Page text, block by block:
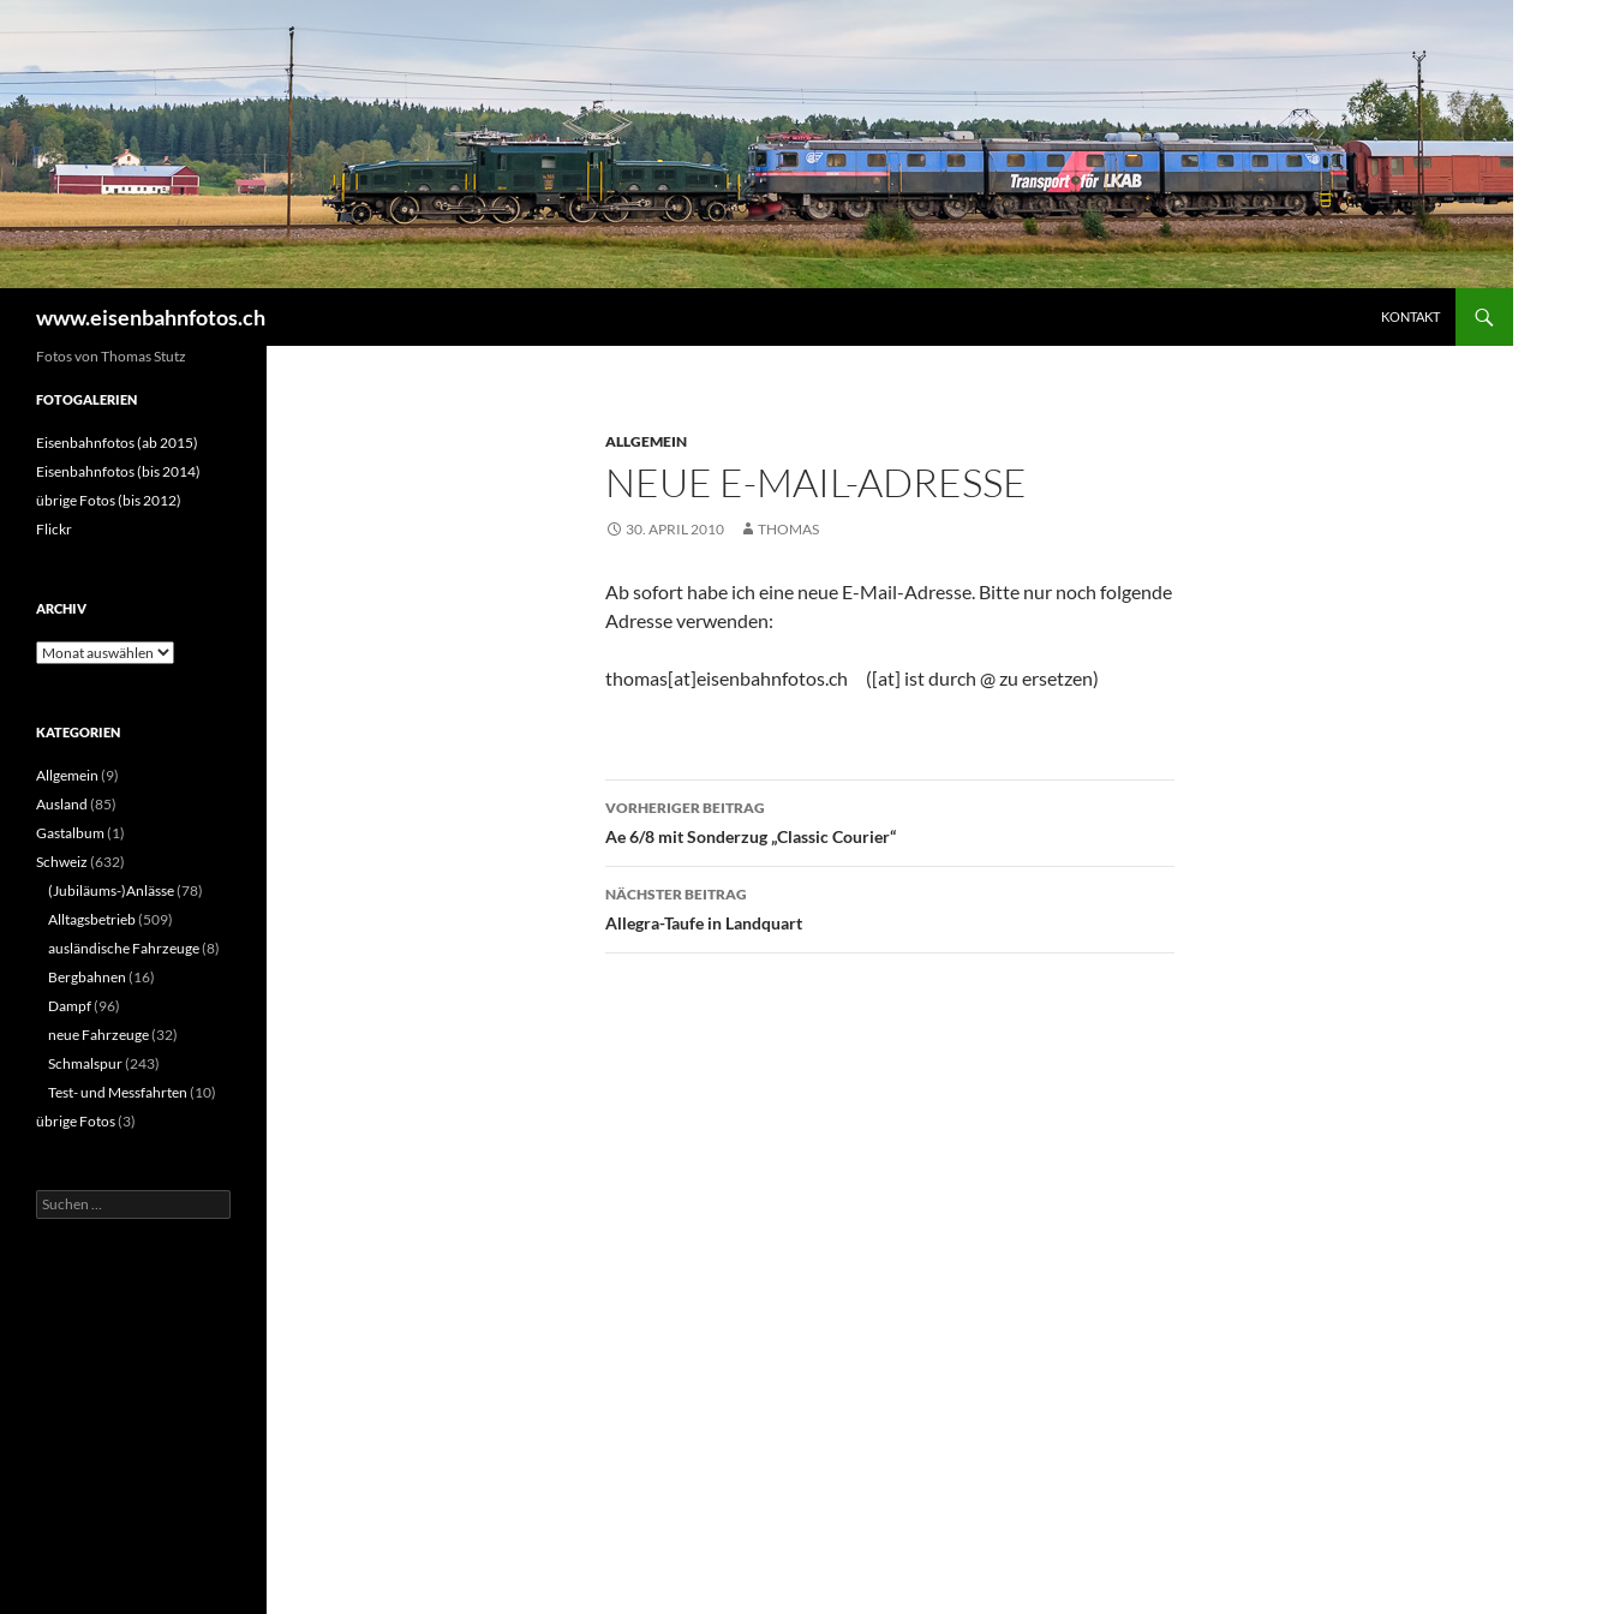
springen
www.eisenbahnfotos.ch KONTAKT
ALLGEMEIN
NEUE E-MAIL-ADRESSE
30. APRIL 2010 THOMAS
Ab sofort habe ich eine neue E-Mail-Adresse. Bitte nur noch folgende
Adresse verwenden:
thomas[at]eisenbahnfotos.ch ([at] ist durch @ zu ersetzen)
Beitragsnavigation
VORHERIGER BEITRAG
Ae 6/8 mit Sonderzug „Classic Courier“
NÄCHSTER BEITRAG
Allegra-Taufe in Landquart
Fotos von Thomas Stutz
FOTOGALERIEN
Eisenbahnfotos (ab 2015)
Eisenbahnfotos (bis 2014)
übrige Fotos (bis 2012)
Flickr
ARCHIV
Archiv
KATEGORIEN
Allgemein (9)
Ausland (85)
Gastalbum(1)
Schweiz (632)
(Jubiläums-)Anlässe(78)
Alltagsbetrieb(509)
ausländische Fahrzeuge(8)
Bergbahnen (16)
Dampf(96)
neue Fahrzeuge(32)
Schmalspur(243)
Test- und Messfahrten (10)
übrige Fotos(3)
Suchen
nach: